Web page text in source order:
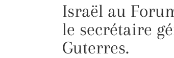
Israël au
le secrétaire
Guterres.